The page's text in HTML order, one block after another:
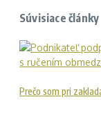
Súvisiace články
Prečo som pri